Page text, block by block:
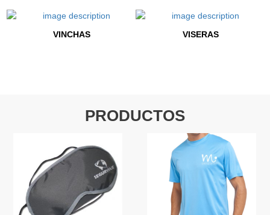
VINCHAS VISERAS
PRODUCTOS